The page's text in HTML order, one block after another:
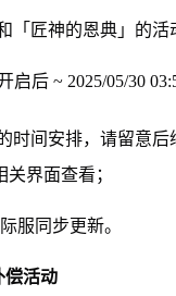
匠神的恩典」的活
启后 ~ 2025/05/30
时间安排，请留意后
界面查看；
服同步更新。
偿活动